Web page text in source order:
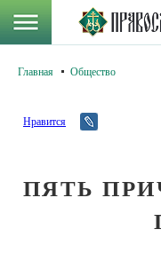
Главная Общество
Нравится
ПЯТЬ